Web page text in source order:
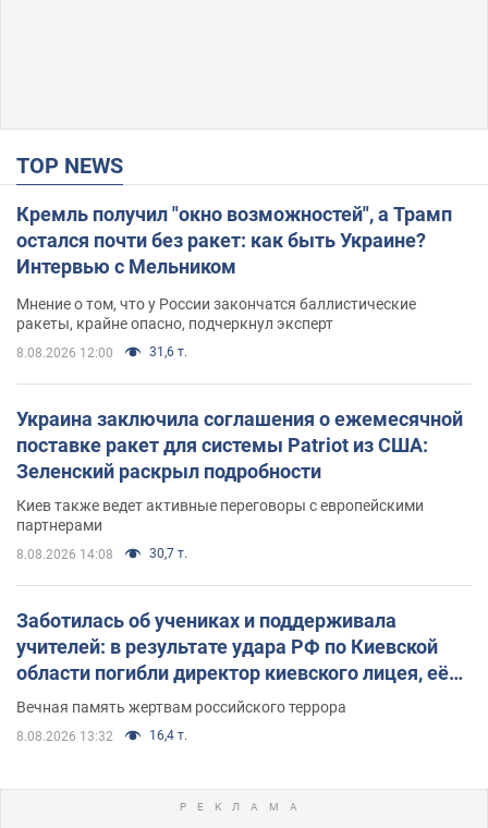
TOP NEWS
Кремль получил "окно возможностей", а Трамп
остался почти без ракет: как быть Украине?
Интервью с Мельником
Мнение о том, что у России закончатся баллистические
ракеты, крайне опасно, подчеркнул эксперт
8.08.2026 12:00 31,6 т.
Украина заключила соглашения о ежемесячной
поставке ракет для системы Patriot из США:
Зеленский раскрыл подробности
Киев также ведет активные переговоры с европейскими
партнерами
8.08.2026 14:08 30,7 т.
Заботилась об учениках и поддерживала
учителей: в результате удара РФ по Киевской
области погибли директор киевского лицея, её
муж и внук
Вечная память жертвам российского террора
8.08.2026 13:32 16,4 т.